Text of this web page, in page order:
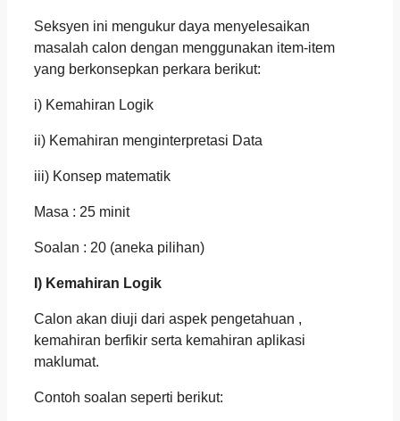
Seksyen ini mengukur daya menyelesaikan
masalah calon dengan menggunakan item-item
yang berkonsepkan perkara berikut:
i) Kemahiran Logik
ii) Kemahiran menginterpretasi Data
iii) Konsep matematik
Masa : 25 minit
Soalan : 20 (aneka pilihan)
I) Kemahiran Logik
Calon akan diuji dari aspek pengetahuan ,
kemahiran berfikir serta kemahiran aplikasi
maklumat.
Contoh soalan seperti berikut: